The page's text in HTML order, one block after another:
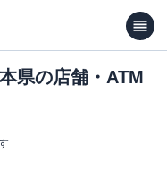
県の店舗・ATM